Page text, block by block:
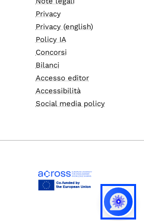
Privacy
Privacy (english)
Policy IA
Concorsi
Bilanci
Accesso editor
Accessibilità
Social media policy